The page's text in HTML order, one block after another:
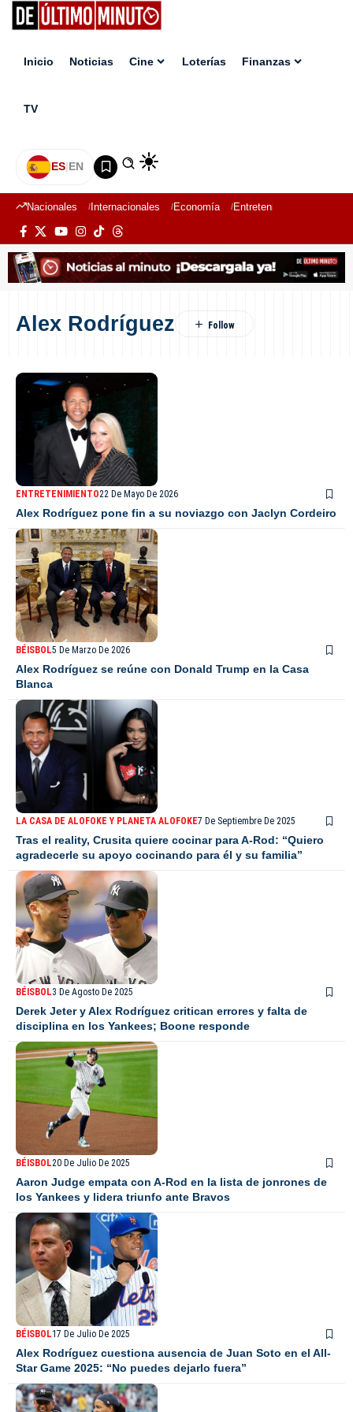
Inicio Noticias Cine Loterías Finanzas
TV
ES|EN
Nacionales Internacionales Economía Entretenimiento
Alex Rodríguez
ENTRETENIMIENTO22 De Mayo De 2026
Alex Rodríguez pone fin a su noviazgo con Jaclyn Cordeiro
BÉISBOL5 De Marzo De 2026
Alex Rodríguez se reúne con Donald Trump en la Casa
Blanca
LA CASA DE ALOFOKE Y PLANETA ALOFOKE7 De Septiembre De 2025
Tras el reality, Crusita quiere cocinar para A-Rod: “Quiero
agradecerle su apoyo cocinando para él y su familia”
BÉISBOL3 De Agosto De 2025
Derek Jeter y Alex Rodríguez critican errores y falta de
disciplina en los Yankees; Boone responde
BÉISBOL20 De Julio De 2025
Aaron Judge empata con A-Rod en la lista de jonrones de
los Yankees y lidera triunfo ante Bravos
BÉISBOL17 De Julio De 2025
Alex Rodríguez cuestiona ausencia de Juan Soto en el All-
Star Game 2025: “No puedes dejarlo fuera”